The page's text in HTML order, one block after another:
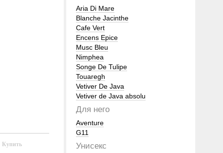
Aria Di Mare
Blanche Jacinthe
Cafe Vert
Encens Epice
Musc Bleu
Nimphea
Songe De Tulipe
Touaregh
Vetiver De Java
Vetiver de Java absolu
Для него
Aventure
G11
Унисекс